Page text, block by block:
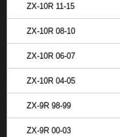
ZX-10R 11-15
ZX-10R 08-10
ZX-10R 06-07
ZX-10R 04-05
ZX-9R 98-99
ZX-9R 00-03